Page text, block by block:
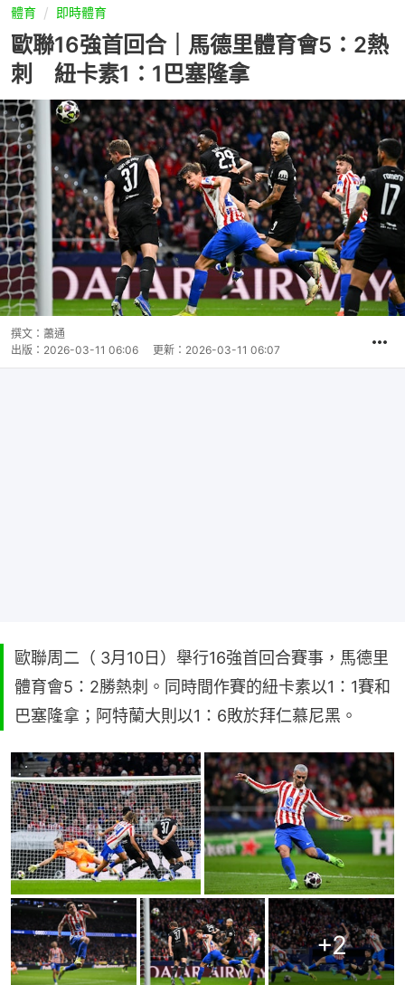
體育 即時體育
歐聯16強首回合｜馬德里體育會5：2熱
刺 紐卡素1：1巴塞隆拿
撰文： 蕭通
出版： 2026-03-11 06:06 更新： 2026-03-11 06:07
歐聯周二（ 3月10日）舉行16強首回合賽事，馬德里
體育會5：2勝熱刺。同時間作賽的紐卡素以1：1賽和
巴塞隆拿；阿特蘭大則以1：6敗於拜仁慕尼黑。
+2